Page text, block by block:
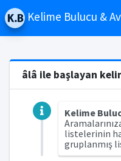
Kelime Bulucu &
âlâ ile başlayan
Kelime
listelerinin
gruplanmış